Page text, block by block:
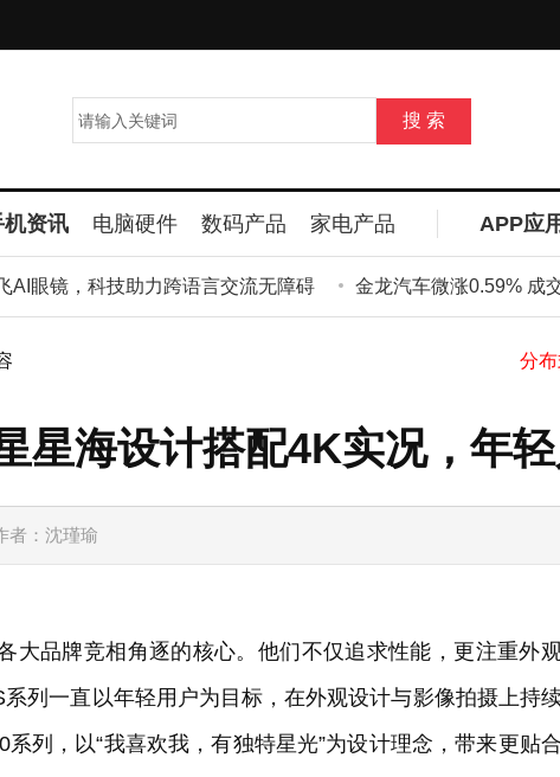
机资讯 电脑硬件 数码产品 家电产品 APP应
镜，科技助力跨语言交流无障碍 金龙汽车微涨0.59% 成交
星海设计搭配4K实况，年
者：沈瑾瑜
大品牌竞相角逐的核心。他们不仅追求性能，更注重外
列一直以年轻用户为目标，在外观设计与影像拍摄上持
列，以“我喜欢我，有独特星光”为设计理念，带来更贴